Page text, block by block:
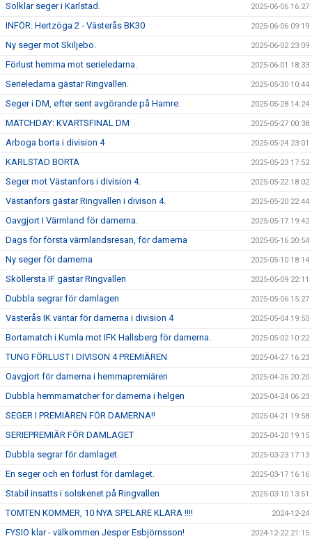
Solklar seger i Karlstad. 2025-06-06 16:27
INFÖR: Hertzöga 2 - Västerås BK30 2025-06-06 09:19
Ny seger mot Skiljebo. 2025-06-02 23:09
Förlust hemma mot serieledarna. 2025-06-01 18:33
Serieledarna gästar Ringvallen. 2025-05-30 10:44
Seger i DM, efter sent avgörande på Hamre. 2025-05-28 14:24
MATCHDAY: KVARTSFINAL DM 2025-05-27 00:38
Arboga borta i division 4 2025-05-24 23:01
KARLSTAD BORTA 2025-05-23 17:52
Seger mot Västanfors i division 4. 2025-05-22 18:02
Västanfors gästar Ringvallen i divison 4. 2025-05-20 22:44
Oavgjort I Värmland för damerna. 2025-05-17 19:42
Dags för första värmlandsresan, för damerna 2025-05-16 20:54
Ny seger för damerna 2025-05-10 18:14
Sköllersta IF gästar Ringvallen 2025-05-09 22:11
Dubbla segrar för damlagen 2025-05-06 15:27
Västerås IK väntar för damerna i division 4 2025-05-04 19:50
Bortamatch i Kumla mot IFK Hallsberg för damerna. 2025-05-02 10:22
TUNG FÖRLUST I DIVISON 4 PREMIÄREN 2025-04-27 16:23
Oavgjort för damerna i hemmapremiären 2025-04-26 20:20
Dubbla hemmamatcher för damerna i helgen 2025-04-24 06:23
SEGER I PREMIÄREN FÖR DAMERNA!! 2025-04-21 19:58
SERIEPREMIÄR FÖR DAMLAGET 2025-04-20 19:15
Dubbla segrar för damlaget. 2025-03-23 17:13
En seger och en förlust för damlaget. 2025-03-17 16:16
Stabil insatts i solskenet på Ringvallen 2025-03-10 13:51
TOMTEN KOMMER, 10 NYA SPELARE KLARA !!!! 2024-12-24
FYSIO klar - välkommen Jesper Esbjörnsson! 2024-12-22 21:15